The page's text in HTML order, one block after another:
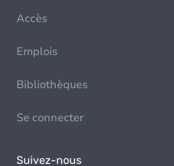
Accès
Emplois
Bibliothèques
Se connecter
Suivez-nous